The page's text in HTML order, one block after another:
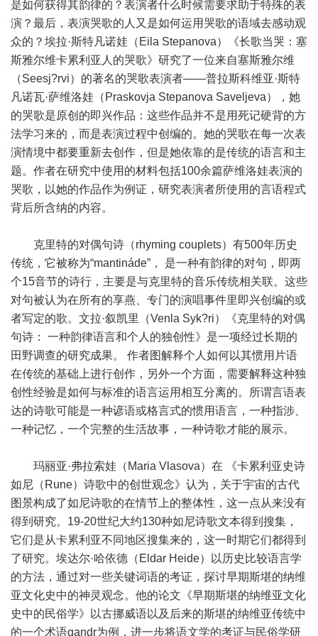
是如何获得其韵律的？表演者什么时候需要求助于特殊的表
演？最后，表演哭歌的人又是如何运用哭歌的语域去感动观
众的？埃拉·斯特凡诺娃（Eila Stepanova）《长歌当哭：塞
斯雅尔维卡累利亚人的哭歌》研究了一位来自塞斯雅尔维
（Seesj?rvi）的著名的哭歌表演者——普拉斯科维亚·斯特
凡诺瓦·萨维洛娃（Praskovja Stepanova Saveljeva），她
的哭歌是原创的即兴作品：这些作品并不是用死记硬背的方
法学习来的，而是表演过程中创编的。她的哭歌在每一次表
演情境中都要重新去创作，但是她依靠的是传统的语言和主
题。作者在研究中使用的材料包括100余篇萨维洛娃表演的
哭歌，以她的作品作为例证，研究表演者所使用的言语程式
背后所含纳的内容。
克里特的对偶句诗（rhyming couplets）有500年历史
传统，它被称为“mantináde”， 是一种有韵律的对句，即两
个15音节的诗行，主要是与克里特的音乐传统相关联。这些
对句被认为在所有的享燕、专门的演唱事件里即兴创编的或
者写定的歌。文拉·叙凯里（Venla Syk?ri）《克里特的对偶
句诗： 一种韵律语言和个人的独创性》是一项经过长期的
田野调查的研究成果。 作者图解释个人如何以其惯用片语
在传统的基础上进行创作，另外一个方面，需要解释这种独
创性经验是如何与标准的语言运用相互分离的。所谓言语表
达的诗歌可能是一种谚语或格言式的惯用语言，一种指涉、
一种记忆，一个完整的生活故事，一种诗歌才能的展示。
玛丽亚·弗拉索娃（Maria Vlasova）在 《卡累利亚史诗
如尼（Rune）诗歌中的创世观念》认为，关于宇宙的古代
图景构成了如尼诗歌的在情节上的整体性，这一点从来没有
得到研究。19-20世纪大约130种如尼诗歌文本得到搜集，
它们是从卡累利亚不同地区搜集来的，这一时期它们都得到
了研究。埃达尔·哈依德（Eldar Heide）以历史比较语言学
的方法，通过对一些关键词语的考证，探讨早期斯堪的纳维
亚文化史中的神灵观念。他的论文《早期斯堪的纳维亚文化
史中的民俗学》以古挪威语以及后来的斯堪的纳维亚传统中
的一个术语gandr为例，进一步将语文学的考证与民俗学研